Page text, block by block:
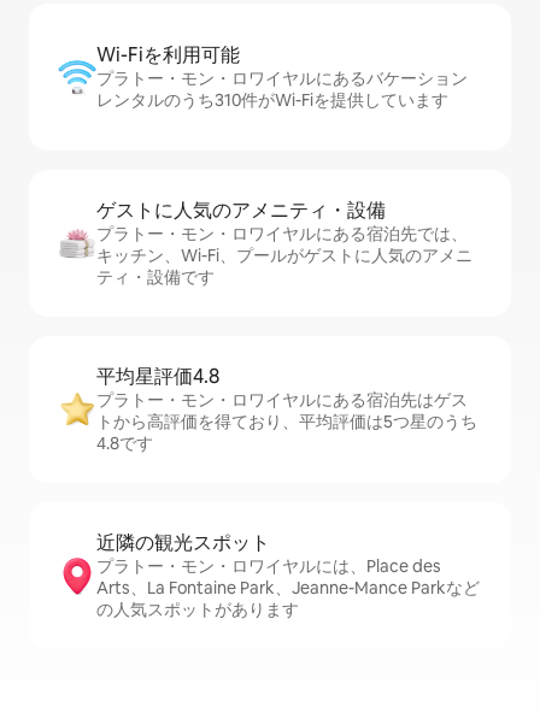
Wi-Fiを利⁠用⁠可⁠能
プラトー・モン・ロワイヤルにあるバケーション
レンタルのうち310件がWi-Fiを提供しています
ゲストに人⁠気⁠のア⁠メ⁠ニ⁠テ⁠ィ・設⁠備
プラトー・モン・ロワイヤルにある宿泊先では、
キッチン、Wi-Fi、プールがゲストに人気のアメニ
ティ・設備です
平均星評価4.8
プラトー・モン・ロワイヤルにある宿泊先はゲス
トから高評価を得ており、平均評価は5つ星のうち
4.8です
近隣の観光ス⁠ポ⁠ッ⁠ト
プラトー・モン・ロワイヤルには、Place des
Arts、La Fontaine Park、Jeanne-Mance Parkなど
の人気スポットがあります